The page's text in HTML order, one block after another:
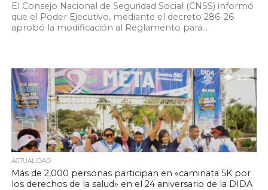
El Consejo Nacional de Seguridad Social (CNSS) informó
que el Poder Ejecutivo, mediante el decreto 286-26
aprobó la modificación al Reglamento para...
2.3K
ACTUALIDAD
Más de 2,000 personas participan en «caminata 5K por
los derechos de la salud» en el 24 aniversario de la DIDA